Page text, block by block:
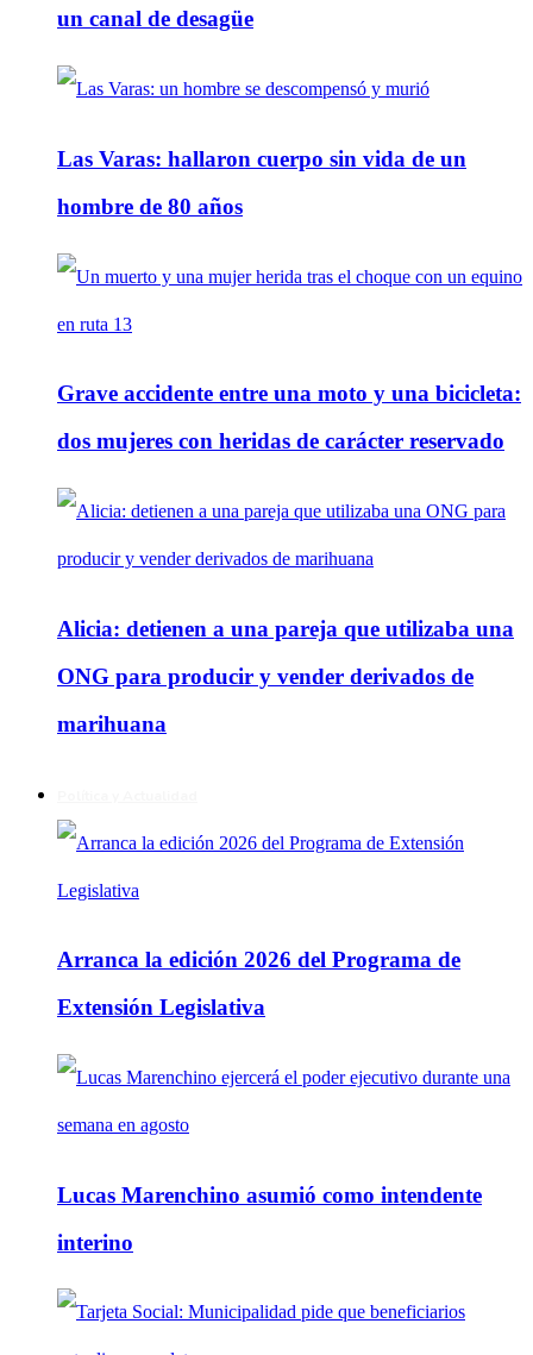
un canal de desagüe
Las Varas: hallaron cuerpo sin vida de un
hombre de 80 años
Grave accidente entre una moto y una bicicleta:
dos mujeres con heridas de carácter reservado
Alicia: detienen a una pareja que utilizaba una
ONG para producir y vender derivados de
marihuana
Arranca la edición 2026 del Programa de
Extensión Legislativa
Lucas Marenchino asumió como intendente
interino